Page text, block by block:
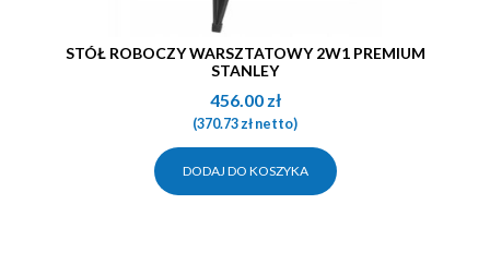
STÓŁ ROBOCZY WARSZTATOWY 2W1 PREMIUM
STANLEY
456.00 zł
(370.73złnetto)
DODAJ DO KOSZYKA